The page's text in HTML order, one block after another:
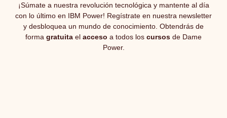
¡Súmate a nuestra revolución tecnológica y mantente al día
con lo último en IBM Power! Regístrate en nuestra newsletter
y desbloquea un mundo de conocimiento. Obtendrás de
forma gratuita el acceso a todos los cursos de Dame
Power.